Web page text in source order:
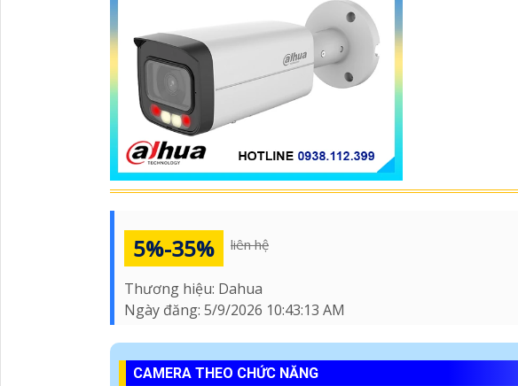
5%-35% liên hệ
Thương hiệu: Dahua
Ngày đăng: 5/9/2026 10:43:13 AM
CAMERA THEO CHỨC NĂNG